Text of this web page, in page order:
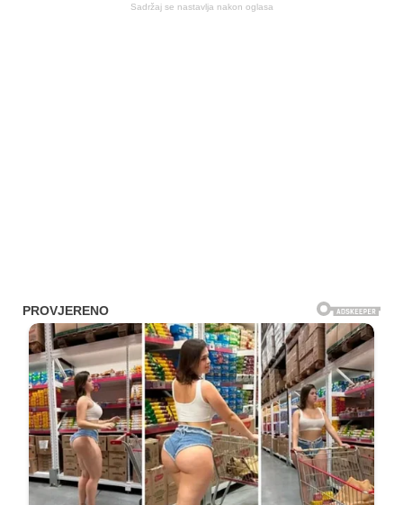
Sadržaj se nastavlja nakon oglasa